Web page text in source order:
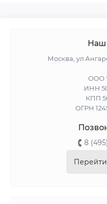
Наш
Москва, ул
ООО
ИНН
КПП
ОГРН
8
Перейти